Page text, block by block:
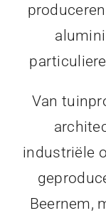
Van
industriële
Beernem,